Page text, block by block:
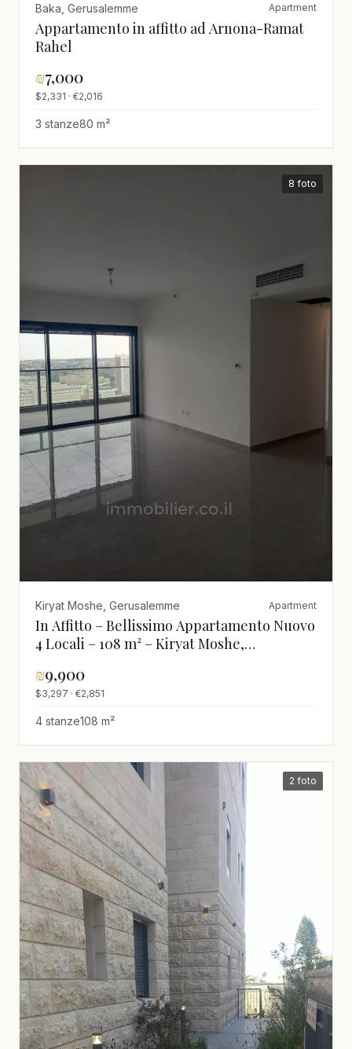
Baka, Gerusalemme Apartment
Appartamento in affitto ad Arnona-Ramat
Rahel
₪7,000
$2,331 · €2,016
3 stanze80 m²
8 foto
Kiryat Moshe, Gerusalemme Apartment
In Affitto – Bellissimo Appartamento Nuovo
4 Locali – 108 m² – Kiryat Moshe,
₪9,900
$3,297 · €2,851
4 stanze108 m²
2 foto